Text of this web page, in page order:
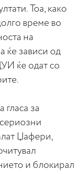
Тоа, како
време во
на
зависи од
ќе одат со
гласа за
сериозни
Џафери,
и блокирал